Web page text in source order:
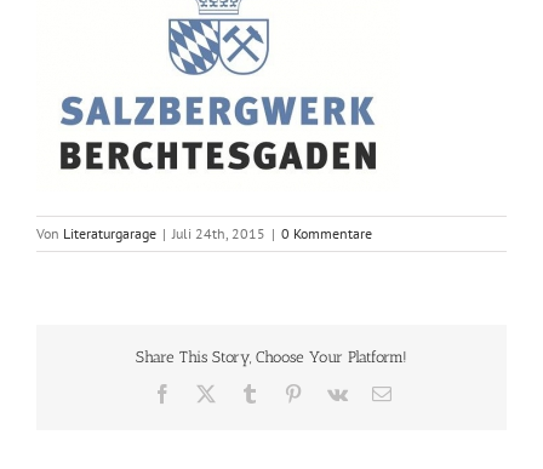
Von Literaturgarage | Juli 24th, 2015 | 0 Kommentare
Share This Story, Choose Your Platform!
Facebook Tumblr Pinterest
Vk
E-